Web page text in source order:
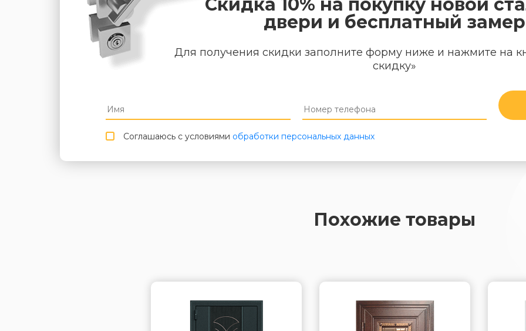
Скидка 10% на покупку новой
двери и бесплатный замер
Для получения скидки заполните форму ниже и нажмите на
скидку»
Соглашаюсь с условиями обработки персональных данных
Похожие товары